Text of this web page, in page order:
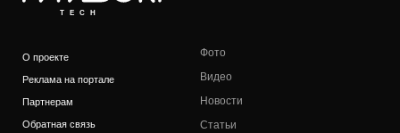
TECH
О проекте
Реклама на портале
Партнерам
Обратная связь
Фото
Видео
Новости
Статьи